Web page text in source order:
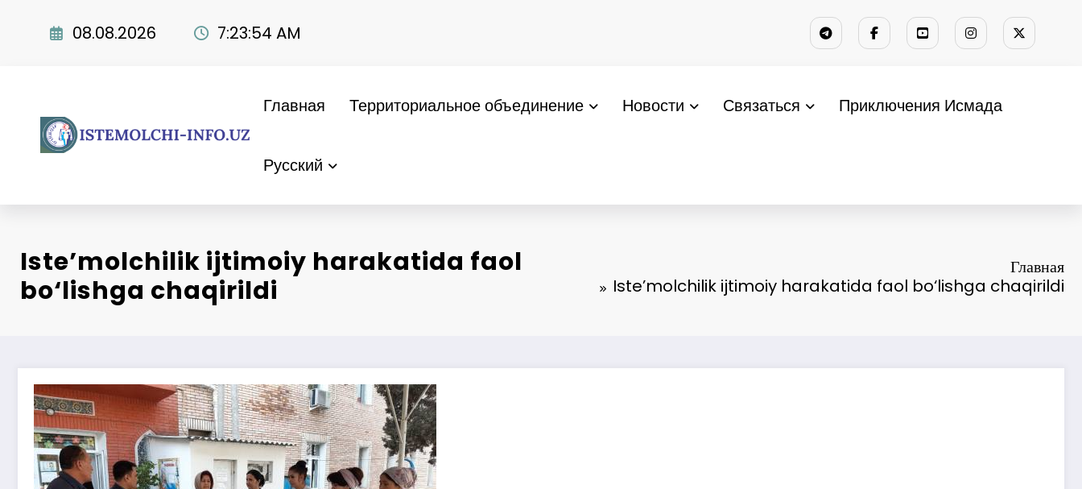
08.08.2026 7:23:55 AM
Главная Территориальное объединение Новости Связаться Приключения Исмада
Русский
Iste’molchilik ijtimoiy harakatida faol
bo‘lishga chaqirildi
Главная
Iste’molchilik ijtimoiy harakatida faol bo‘lishga chaqirildi